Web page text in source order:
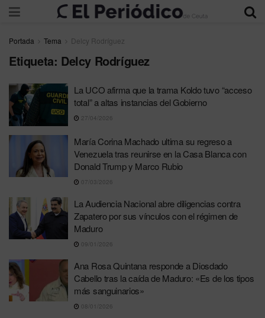
Portada Tema Delcy Rodríguez
Etiqueta: Delcy Rodríguez
La UCO afirma que la trama Koldo tuvo “acceso
total” a altas instancias del Gobierno
27/04/2026
María Corina Machado ultima su regreso a
Venezuela tras reunirse en la Casa Blanca con
Donald Trump y Marco Rubio
07/03/2026
La Audiencia Nacional abre diligencias contra
Zapatero por sus vínculos con el régimen de
Maduro
09/01/2026
Ana Rosa Quintana responde a Diosdado
Cabello tras la caída de Maduro: «Es de los tipos
más sanguinarios»
08/01/2026